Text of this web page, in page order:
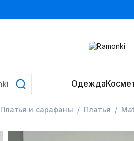
Одежда
Платья и сарафаны Платья